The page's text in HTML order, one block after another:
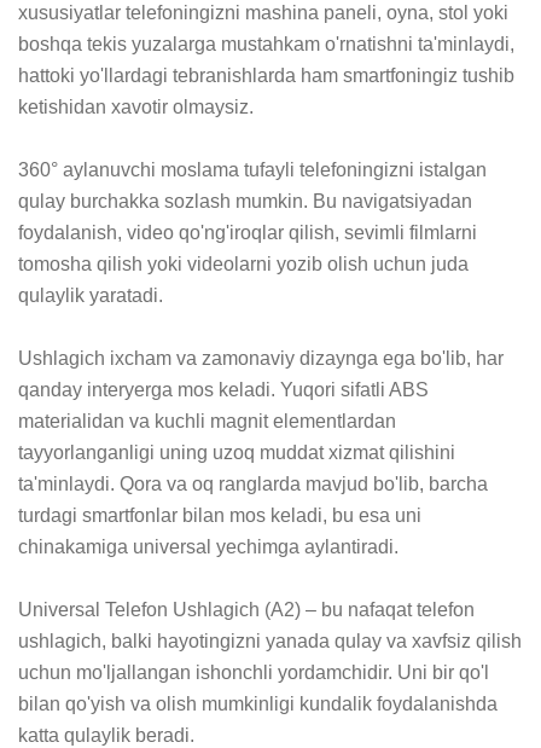
xususiyatlar telefoningizni mashina paneli, oyna, stol yoki
boshqa tekis yuzalarga mustahkam o'rnatishni ta'minlaydi,
hattoki yo'llardagi tebranishlarda ham smartfoningiz tushib
ketishidan xavotir olmaysiz.
360° aylanuvchi moslama tufayli telefoningizni istalgan
qulay burchakka sozlash mumkin. Bu navigatsiyadan
foydalanish, video qo'ng'iroqlar qilish, sevimli filmlarni
tomosha qilish yoki videolarni yozib olish uchun juda
qulaylik yaratadi.
Ushlagich ixcham va zamonaviy dizaynga ega bo'lib, har
qanday interyerga mos keladi. Yuqori sifatli ABS
materialidan va kuchli magnit elementlardan
tayyorlanganligi uning uzoq muddat xizmat qilishini
ta'minlaydi. Qora va oq ranglarda mavjud bo'lib, barcha
turdagi smartfonlar bilan mos keladi, bu esa uni
chinakamiga universal yechimga aylantiradi.
Universal Telefon Ushlagich (A2) – bu nafaqat telefon
ushlagich, balki hayotingizni yanada qulay va xavfsiz qilish
uchun mo'ljallangan ishonchli yordamchidir. Uni bir qo'l
bilan qo'yish va olish mumkinligi kundalik foydalanishda
katta qulaylik beradi.